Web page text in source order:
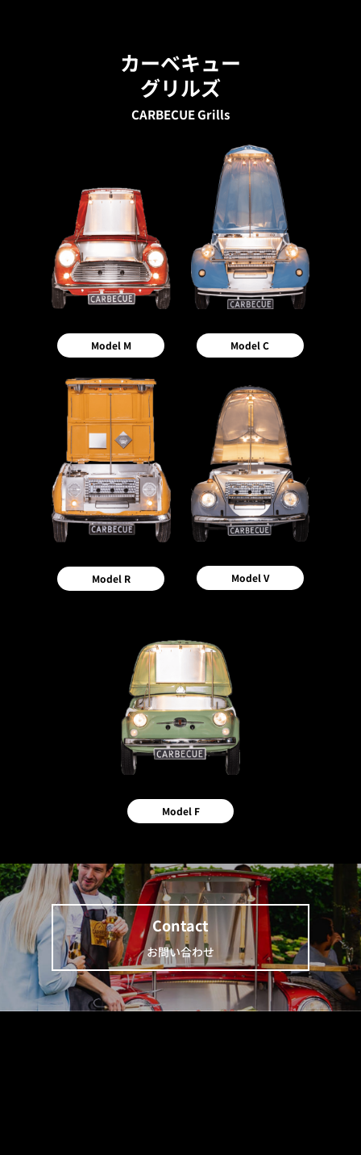
カーベキュー
グリルズ
CARBECUE Grills
Model M Model C
Model R Model V
Model F
Contact
お問い合わせ